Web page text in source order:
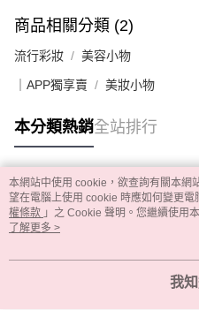
商品相關分類 (2)
流行彩妝 美容小物
｜APP獨享賣 美妝小物
本分類熱銷全站排行
熱門標籤
本網站中使用 cookie，欲查詢有關本網
望在電腦上使用 cookie 時應如何變更
權條款 」之 Cookie 聲明。您繼續使用
用條款之 Cookie 聲明使用 cookie。
了解更多 >
我